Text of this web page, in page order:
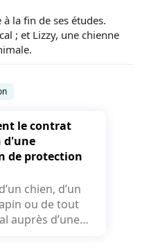
la fin de ses études.
; et Lizzy, une chienne
le contrat
d'une
de protection
chien, d’un
ou de tout
auprès d’une